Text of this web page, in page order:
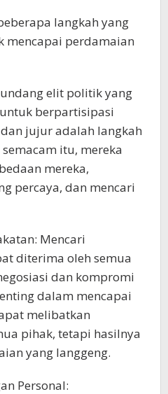
langkah yang
perdamaian
elit politik yang
berpartisipasi
jujur adalah langkah
itu, mereka
mereka,
percaya, dan mencari
Mencari
diterima oleh semua
dan kompromi
dalam mencapai
melibatkan
pihak, tetapi hasilnya
yang langgeng.
Personal: